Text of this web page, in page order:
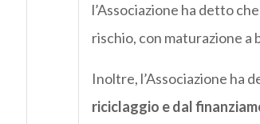
l’Associazione ha detto
rischio, con maturazione
Inoltre, l’Associazione ha
riciclaggio e dal